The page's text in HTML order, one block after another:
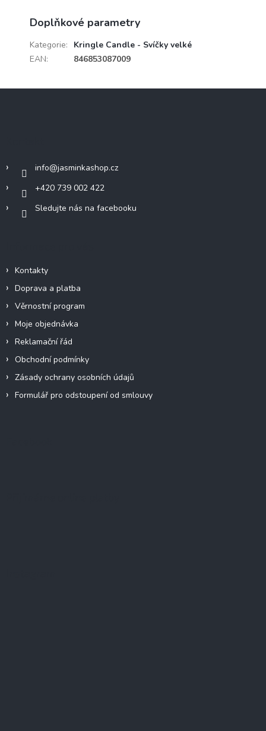
Doplňkové parametry
Kategorie:
Kringle Candle - Svíčky velké
EAN: 846853087009
info@jasminkashop.cz
+420 739 002 422
Sledujte nás na facebooku
Kontakty
Doprava a platba
Věrnostní program
Moje objednávka
Reklamační řád
Obchodní podmínky
Zásady ochrany osobních údajů
Formulář pro odstoupení od smlouvy